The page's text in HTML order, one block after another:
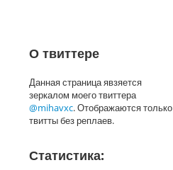
О твиттере
Данная страница явзяется
зеркалом моего твиттера
@mihavxc. Отображаются только
твитты без реплаев.
Статистика: